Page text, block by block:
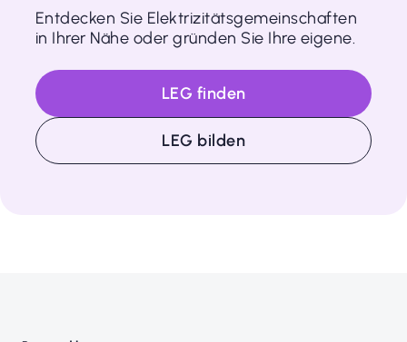
Entdecken Sie Elektrizitätsgemeinschaften
in Ihrer Nähe oder gründen Sie Ihre eigene.
LEG finden
LEG bilden